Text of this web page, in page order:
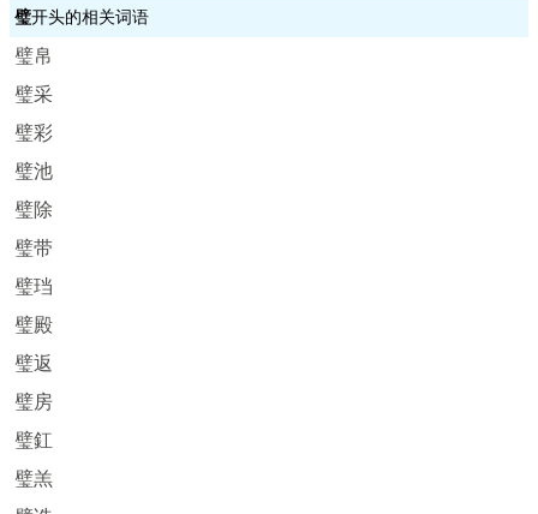
璧开头的相关词语
璧帛
璧采
璧彩
璧池
璧除
璧带
璧珰
璧殿
璧返
璧房
璧釭
璧羔